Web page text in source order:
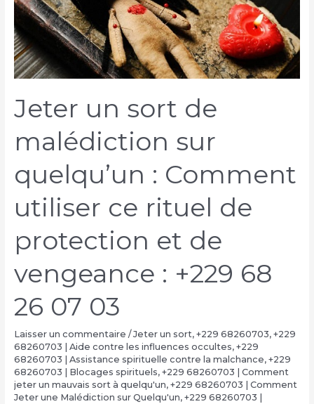
Jeter un sort de
malédiction sur
quelqu’un : Comment
utiliser ce rituel de
protection et de
vengeance : +229 68
26 07 03
Laisser un commentaire /Jeter un sort, +229 68260703, +229
68260703 | Aide contre les influences occultes, +229
68260703 | Assistance spirituelle contre la malchance, +229
68260703 | Blocages spirituels, +229 68260703 | Comment
jeter un mauvais sort à quelqu'un, +229 68260703 | Comment
Jeter une Malédiction sur Quelqu'un, +229 68260703 |